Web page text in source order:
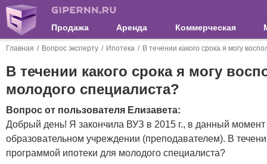
Продажа Аренда Коммерческая
Главная Вопрос эксперту Ипотека В течении какого срока я могу
В течении какого срока я могу
молодого специалиста?
Вопрос от пользователя Елизавета:
Добрый день! Я закончила ВУЗ в 2015 г., в данный
образовательном учреждении (преподавателем). В
программой ипотеки для молодого специалиста?